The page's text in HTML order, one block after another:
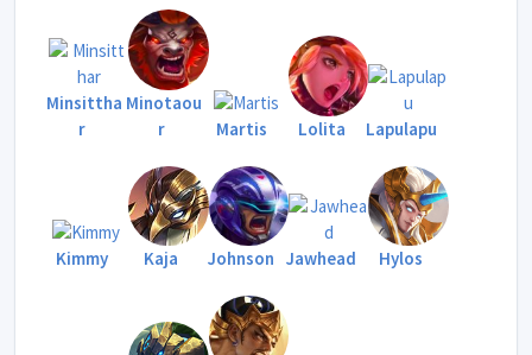
Minsittha
r
Minotaou
r
Martis Lolita Lapulapu
Kimmy Kaja Johnson Jawhead Hylos